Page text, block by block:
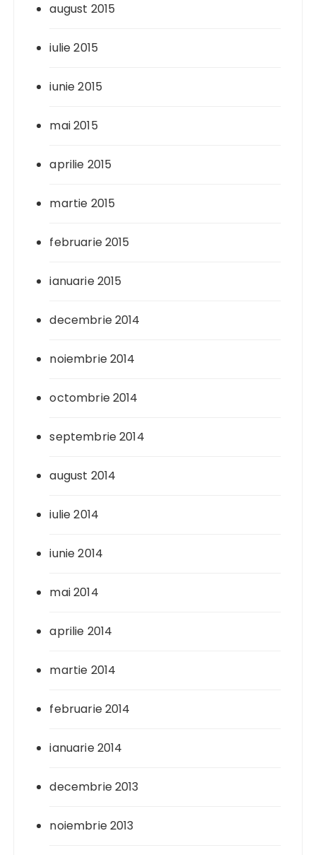
august 2015
iulie 2015
iunie 2015
mai 2015
aprilie 2015
martie 2015
februarie 2015
ianuarie 2015
decembrie 2014
noiembrie 2014
octombrie 2014
septembrie 2014
august 2014
iulie 2014
iunie 2014
mai 2014
aprilie 2014
martie 2014
februarie 2014
ianuarie 2014
decembrie 2013
noiembrie 2013